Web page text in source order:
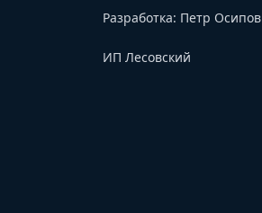
Разработка: Петр Осипов
ИП Лесовский